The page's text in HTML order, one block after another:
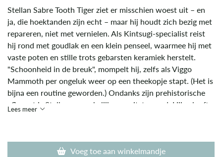
Stellan Sabre Tooth Tiger ziet er misschien woest uit – en
ja, die hoektanden zijn echt – maar hij houdt zich bezig met
repareren, niet met vernielen. Als Kintsugi-specialist reist
hij rond met goudlak en een klein penseel, waarmee hij met
vaste poten en stille trots gebarsten keramiek herstelt.
"Schoonheid in de breuk", mompelt hij, zelfs als Viggo
Mammoth per ongeluk weer op een theekopje stapt. (Het is
bijna een routine geworden.) Ondanks zijn prehistorische
afkomst is Stellan opmerkelijk vooruitstrevend. Hij gelooft
Lees meer
Voeg toe aan winkelmandje